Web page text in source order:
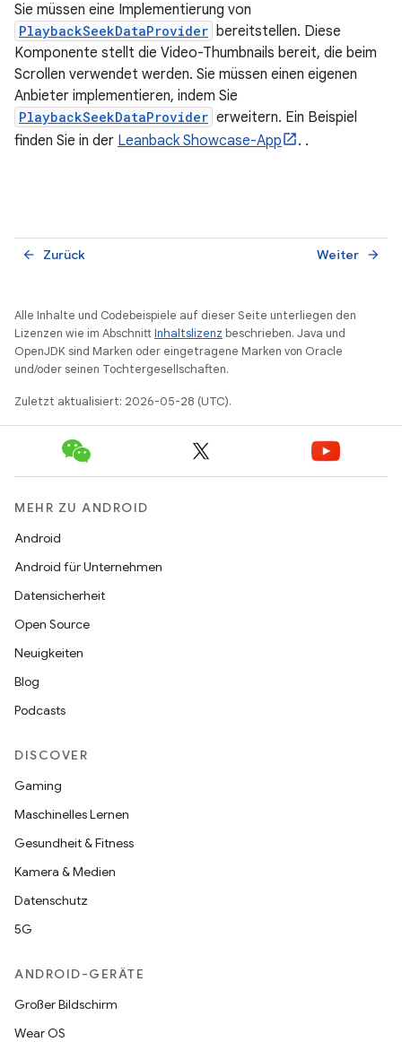
Sie müssen eine Implementierung von
PlaybackSeekDataProvider bereitstellen. Diese
Komponente stellt die Video-Thumbnails bereit, die beim
Scrollen verwendet werden. Sie müssen einen eigenen
Anbieter implementieren, indem Sie
PlaybackSeekDataProvider erweitern. Ein Beispiel
finden Sie in der Leanback Showcase-App . .
Zurück
arrow_back Weiter arrow_forward
Alle Inhalte und Codebeispiele auf dieser Seite unterliegen den
Lizenzen wie im AbschnittInhaltslizenz beschrieben. Java und
OpenJDK sind Marken oder eingetragene Marken von Oracle
und/oder seinen Tochtergesellschaften.
Zuletzt aktualisiert: 2026-05-28 (UTC).
MEHR ZU ANDROID
Android
Android für Unternehmen
Datensicherheit
Open Source
Neuigkeiten
Blog
Podcasts
DISCOVER
Gaming
Maschinelles Lernen
Gesundheit & Fitness
Kamera & Medien
Datenschutz
5G
ANDROID-GERÄTE
Großer Bildschirm
Wear OS